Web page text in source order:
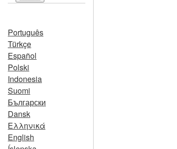
Português
Türkçe
Español
Polski
Indonesia
Suomi
Български
Dansk
Ελληνικά
English